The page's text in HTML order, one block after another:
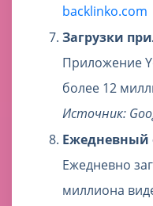
backlinko.com
Загрузки
Приложение
более 12
Источник:
Ежедневный
Ежедневно
миллиона